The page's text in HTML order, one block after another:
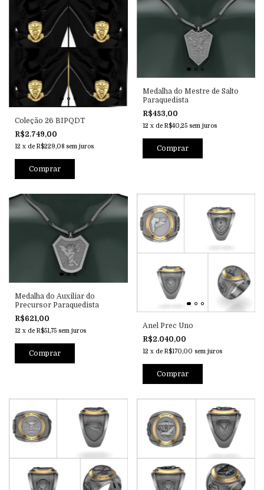
Coleção 26 BIPQDT
R$2.749,00
12 x de R$229,08 sem juros
Comprar
Medalha do Mestre de Salto
Paraquedista
R$483,00
12 x de R$40,25 sem juros
Comprar
Medalha do Auxiliar do
Precursor Paraquedista
R$621,00
12 x de R$51,75 sem juros
Comprar
Anel Prec Uno
R$2.040,00
12 x de R$170,00 sem juros
Comprar